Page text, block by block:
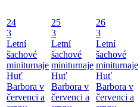
24
3
Letní
šachové
miniturnaje
Huť
Barbora v
červenci a
25
3
Letní
šachové
miniturnaje
Huť
Barbora v
červenci a
26
3
Letní
šachové
miniturnaje
Huť
Barbora v
červenci a